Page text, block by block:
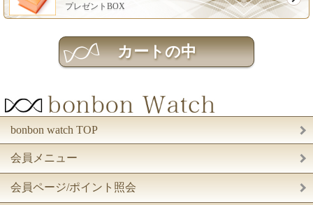
プレゼントBOX
bonbon watch TOP
会員メニュー
会員ページ/ポイント照会